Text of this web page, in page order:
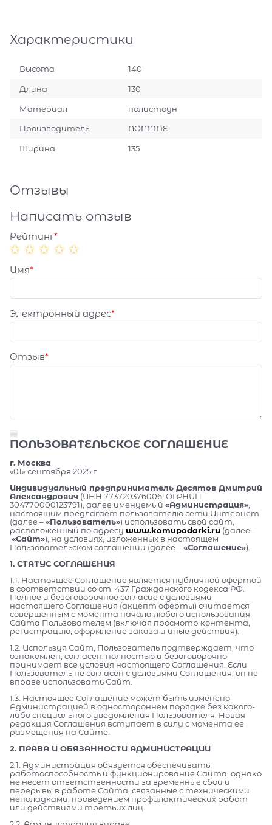
Характеристики
Высота 140
Длина 130
Материал полистоун
Производитель NONAME
Ширина 135
Отзывы
Написать отзыв
Рейтинг
Имя
Электронный адрес
Отзыв
ПОЛЬЗОВАТЕЛЬСКОЕ СОГЛАШЕНИЕ
г. Москва
«01» сентября 2025 г.
Индивидуальный предприниматель Десятов Дмитрий
Александрович (ИНН 773720376006, ОГРНИП
304770000123791), далее именуемый «Администрация»,
настоящим предлагает пользователю сети Интернет
(далее –«Пользователь») использовать свой сайт,
расположенный по адресу www.komupodarki.ru (далее –
«Сайт»), на условиях, изложенных в настоящем
Пользовательском соглашении (далее –«Соглашение»).
1. СТАТУС СОГЛАШЕНИЯ
1.1. Настоящее Соглашение является публичной офертой
в соответствии со ст. 437 Гражданского кодекса РФ.
Полное и безоговорочное согласие с условиями
настоящего Соглашения (акцепт оферты) считается
совершенным с момента начала любого использования
Сайта Пользователем (включая просмотр контента,
регистрацию, оформление заказа и иные действия).
1.2. Используя Сайт, Пользователь подтверждает, что
ознакомлен, согласен, полностью и безоговорочно
принимает все условия настоящего Соглашения. Если
Пользователь не согласен с условиями Соглашения, он не
вправе использовать Сайт.
1.3. Настоящее Соглашение может быть изменено
Администрацией в одностороннем порядке без какого-
либо специального уведомления Пользователя. Новая
редакция Соглашения вступает в силу с момента ее
размещения на Сайте.
2. ПРАВА И ОБЯЗАННОСТИ АДМИНИСТРАЦИИ
2.1. Администрация обязуется обеспечивать
работоспособность и функционирование Сайта, однако
не несет ответственности за временные сбои и
перерывы в работе Сайта, связанные с техническими
неполадками, проведением профилактических работ
или действиями третьих лиц.